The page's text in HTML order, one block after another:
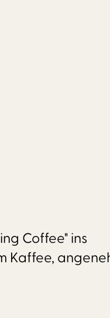
Coffee" ins
Kaffee,